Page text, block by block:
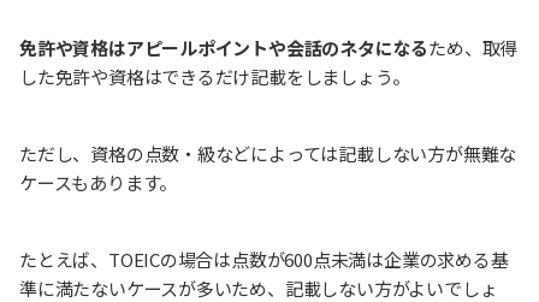
免許や資格はアピールポイントや会話のネタになるため、取得
した免許や資格はできるだけ記載をしましょう。
ただし、資格の点数・級などによっては記載しない方が無難な
ケースもあります。
たとえば、TOEICの場合は点数が600点未満は企業の求める基
準に満たないケースが多いため、記載しない方がよいでしょ